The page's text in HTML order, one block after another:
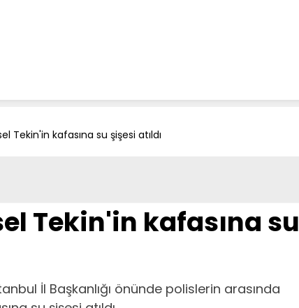
Tekin'in kafasına su şişesi atıldı
Tekin'in kafasına su
İl Başkanlığı önünde polislerin arasında